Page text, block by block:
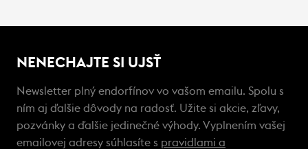
NENECHAJTE SI UJSŤ
Newsletter plný endorfínov vo vašom emailu. Spolu s
ním aj ďalšie dôvody na radosť. Užite si akcie, zľavy,
pozvánky a ďalšie jedinečné výhody. Vyplnením vašej
emailovej adresy súhlasíte s pravidlami a